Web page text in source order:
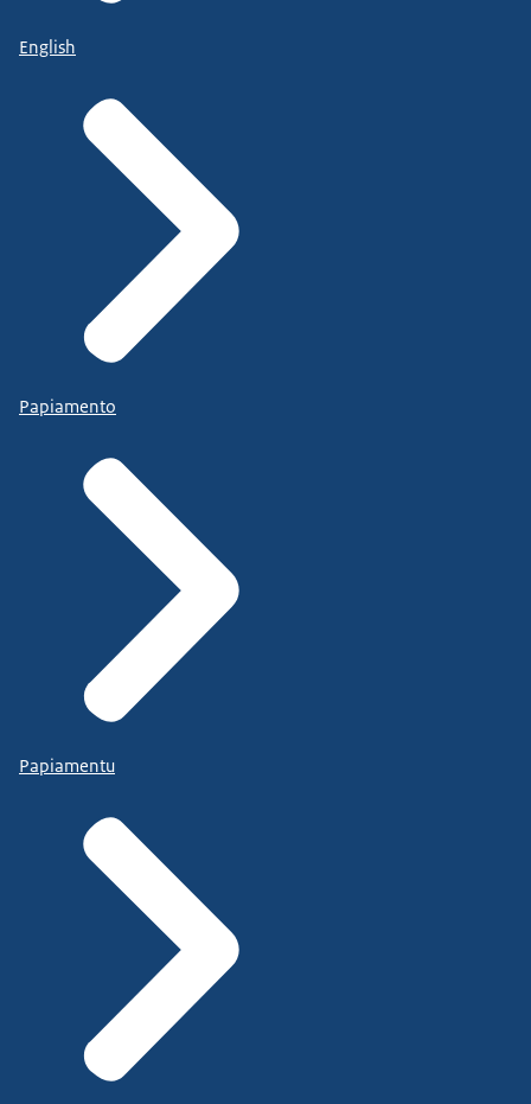
English
Papiamento
Papiamentu